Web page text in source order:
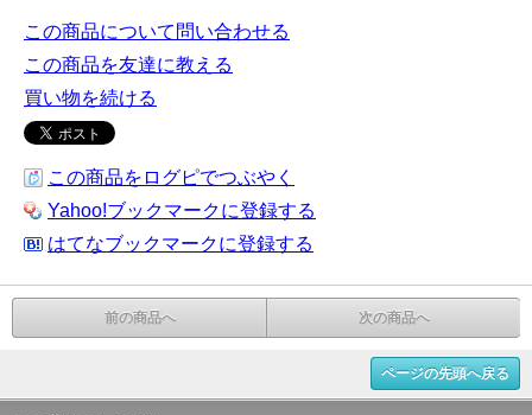
この商品について問い合わせる
この商品を友達に教える
買い物を続ける
この商品をログピでつぶやく
Yahoo!ブックマークに登録する
はてなブックマークに登録する
前の商品へ 次の商品へ
ページの先頭へ戻る